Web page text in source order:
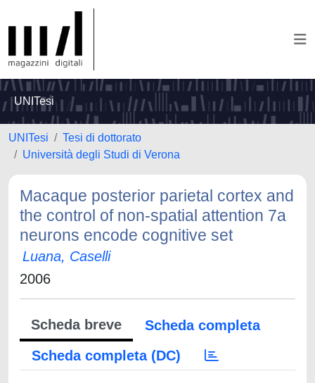
UNITesi
UNITesi
Tesi di dottorato
Università degli Studi di Verona
Macaque posterior parietal cortex and
the control of non-spatial attention 7a
neurons encode cognitive set
Luana, Caselli
2006
Scheda breve
Scheda completa
Scheda completa (DC)